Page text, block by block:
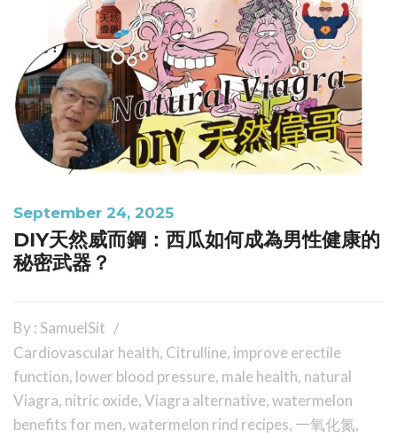
September 24, 2025
DIY天然威而鋼：西瓜如何成為男性健康的
秘密武器？
By : SamuelSit
Cardiovascular health, Citrulline, improve erectile
function, lower blood pressure, male health, natural
Viagra, nitric oxide,Viagra alternative,watermelon
benefits for men,watermelon rind recipes, 一氧化氮,